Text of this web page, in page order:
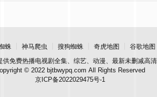
蛛 神马爬虫 搜狗蜘蛛 奇虎地图 谷歌地图
供免费热播电视剧全集、综艺、动漫、最新未删减高
© 2022 bjtbwypq.com All Rights Reserved
京ICP备2022029475号-1